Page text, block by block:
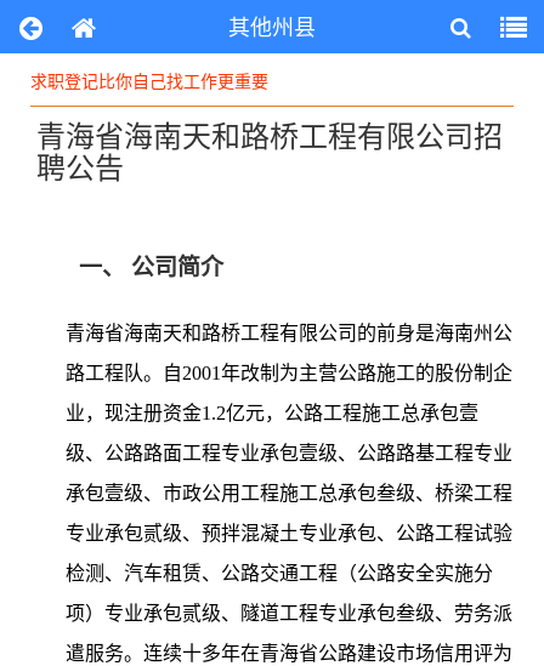
其他州县
求职登记比你自己找工作更重要
求职登记比你自己找工作更重要
青海省海南天和路桥工程有限公司招
聘公告
一、 公司简介
青海省海南天和路桥工程有限公司的前身是海南州公
路工程队。自2001年改制为主营公路施工的股份制企
业，现注册资金1.2亿元，公路工程施工总承包壹
级、公路路面工程专业承包壹级、公路路基工程专业
承包壹级、市政公用工程施工总承包叁级、桥梁工程
专业承包贰级、预拌混凝土专业承包、公路工程试验
检测、汽车租赁、公路交通工程（公路安全实施分
项）专业承包贰级、隧道工程专业承包叁级、劳务派
遣服务。连续十多年在青海省公路建设市场信用评为